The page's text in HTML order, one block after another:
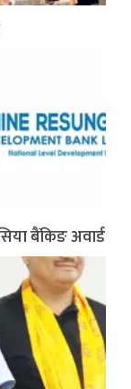
बैंकिङ अवार्ड